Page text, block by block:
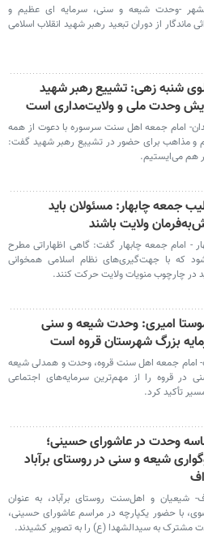
-وحدت شیعه و سنی، سرمایه ای عظیم و
ماندگار از دوران تبعید رهبر شهید انقلاب اسلامی
شنبه زهی: تشییع رهبر شهید
وحدت ملی و ولایت‌مداری است
امام جمعه اهل سنت سرسوره با دعوت از همه
و مذاهب برای حضور در تشییع رهبر شهید گفت:
هم می‌ایستیم.
جمعه چابهار: مسئولان باید
ولایت باشند
- امام جمعه چابهار گفت: گاهی اظهاراتی مطرح
که با جهت‌گیری‌های نظام اسلامی همخوانی
در چارچوب منویات ولایت حرکت کنند.
امیری: وحدت شیعه و سنی
بزرگ شهرستان قروه است
امام جمعه اهل سنت قروه، وحدت و همدلی شیعه
در قروه را از مهم‌ترین سرمایه‌های اجتماعی
تأکید کرد.
وحدت در عاشورای حسینی؛
شیعه و سنی در روستای برآباد
شیعیان و اهل‌سنت روستای برآباد، به عنوان
با حضور یکپارچه در مراسم عاشورای حسینی،
مشترک به سیدالشهدا (ع) را به تصویر کشیدند.